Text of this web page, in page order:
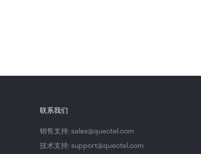
联系我们
销售支持: sales@quectel.com
技术支持: support@quectel.com